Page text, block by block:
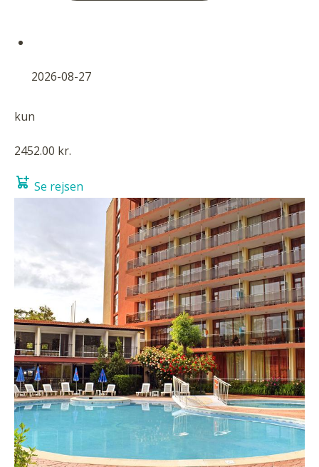
2026-08-27
kun
2452.00 kr.
Se rejsen